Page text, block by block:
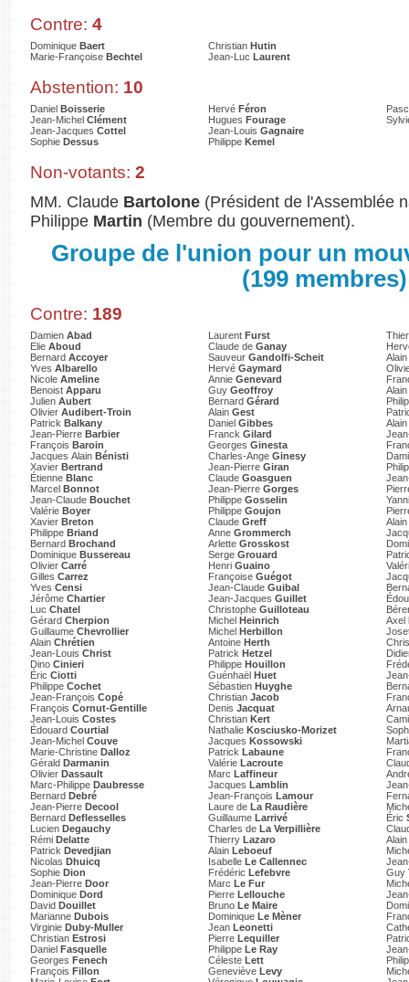
Contre: 4
Dominique Baert
Marie-Françoise Bechtel
Christian Hutin
Jean-Luc Laurent
Abstention: 10
Daniel Boisserie
Jean-Michel Clément
Jean-Jacques Cottel
Sophie Dessus
Hervé Féron
Hugues Fourage
Jean-Louis Gagnaire
Philippe Kemel
Non-votants: 2
MM. Claude Bartolone (Président de l'Assemblée
Philippe Martin (Membre du gouvernement).
Groupe de l'union pour un
(199 membres)
Contre: 189
Damien Abad
Elie Aboud
Bernard Accoyer
Yves Albarello
Nicole Ameline
Benoist Apparu
Julien Aubert
Olivier Audibert-Troin
Patrick Balkany
Jean-Pierre Barbier
François Baroin
Jacques Alain Bénisti
Xavier Bertrand
Étienne Blanc
Marcel Bonnot
Jean-Claude Bouchet
Valérie Boyer
Xavier Breton
Philippe Briand
Bernard Brochand
Dominique Bussereau
Olivier Carré
Gilles Carrez
Yves Censi
Jérôme Chartier
Luc Chatel
Gérard Cherpion
Guillaume Chevrollier
Alain Chrétien
Jean-Louis Christ
Dino Cinieri
Éric Ciotti
Philippe Cochet
Jean-François Copé
François Cornut-Gentille
Jean-Louis Costes
Édouard Courtial
Jean-Michel Couve
Marie-Christine Dalloz
Gérald Darmanin
Olivier Dassault
Marc-Philippe Daubresse
Bernard Debré
Jean-Pierre Decool
Bernard Deflesselles
Lucien Degauchy
Rémi Delatte
Patrick Devedjian
Nicolas Dhuicq
Sophie Dion
Jean-Pierre Door
Dominique Dord
David Douillet
Marianne Dubois
Virginie Duby-Muller
Christian Estrosi
Daniel Fasquelle
Georges Fenech
François Fillon
Laurent Furst
Claude de Ganay
Sauveur Gandolfi-Scheit
Hervé Gaymard
Annie Genevard
Guy Geoffroy
Bernard Gérard
Alain Gest
Daniel Gibbes
Franck Gilard
Georges Ginesta
Charles-Ange Ginesy
Jean-Pierre Giran
Claude Goasguen
Jean-Pierre Gorges
Philippe Gosselin
Philippe Goujon
Claude Greff
Anne Grommerch
Arlette Grosskost
Serge Grouard
Henri Guaino
Françoise Guégot
Jean-Claude Guibal
Jean-Jacques Guillet
Christophe Guilloteau
Michel Heinrich
Michel Herbillon
Antoine Herth
Patrick Hetzel
Philippe Houillon
Guénhaël Huet
Sébastien Huyghe
Christian Jacob
Denis Jacquat
Christian Kert
Nathalie Kosciusko-Morizet
Jacques Kossowski
Patrick Labaune
Valérie Lacroute
Marc Laffineur
Jacques Lamblin
Jean-François Lamour
Laure de La Raudière
Guillaume Larrivé
Charles de La Verpillière
Thierry Lazaro
Alain Leboeuf
Isabelle Le Callennec
Frédéric Lefebvre
Marc Le Fur
Pierre Lellouche
Bruno Le Maire
Dominique Le Mèner
Jean Leonetti
Pierre Lequiller
Philippe Le Ray
Céleste Lett
Geneviève Levy
Alain
Alain
Alain
Alain
Axel
Éric
Alain
Guy